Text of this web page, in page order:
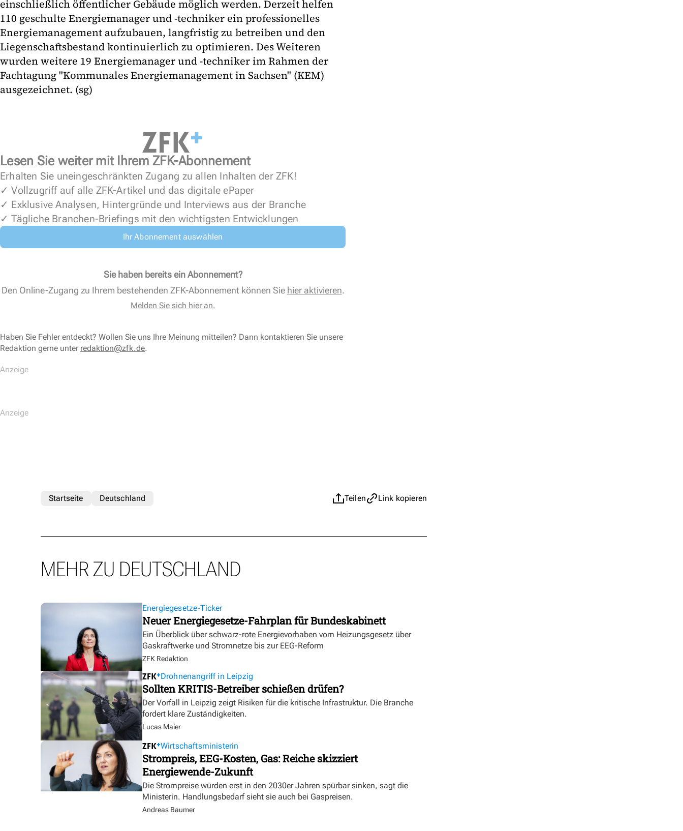
einschließlich öffentlicher Gebäude möglich werden. Derzeit helfen
110 geschulte Energiemanager und -techniker ein professionelles
Energiemanagement aufzubauen, langfristig zu betreiben und den
Liegenschaftsbestand kontinuierlich zu optimieren. Des Weiteren
wurden weitere 19 Energiemanager und -techniker im Rahmen der
Fachtagung "Kommunales Energiemanagement in Sachsen" (KEM)
ausgezeichnet. (sg)
Lesen Sie weiter mit Ihrem ZFK-Abonnement
Erhalten Sie uneingeschränkten Zugang zu allen Inhalten der ZFK!
✓ Vollzugriff auf alle ZFK-Artikel und das digitale ePaper
✓ Exklusive Analysen, Hintergründe und Interviews aus der Branche
✓ Tägliche Branchen-Briefings mit den wichtigsten Entwicklungen
Ihr Abonnement auswählen
Sie haben bereits ein Abonnement?
Den Online-Zugang zu Ihrem bestehenden ZFK-Abonnement können Sie hier aktivieren.
Melden Sie sich hier an.
Haben Sie Fehler entdeckt? Wollen Sie uns Ihre Meinung mitteilen? Dann kontaktieren Sie unsere
Redaktion gerne unter redaktion@zfk.de.
Teilen Link kopieren
Startseite Deutschland
MEHR ZU DEUTSCHLAND
Energiegesetze-Ticker
Neuer Energiegesetze-Fahrplan für Bundeskabinett
Ein Überblick über schwarz-rote Energievorhaben vom Heizungsgesetz über
Gaskraftwerke und Stromnetze bis zur EEG-Reform
ZFK Redaktion
Drohnenangriff in Leipzig
Sollten KRITIS-Betreiber schießen drüfen?
Der Vorfall in Leipzig zeigt Risiken für die kritische Infrastruktur. Die Branche
fordert klare Zuständigkeiten.
Lucas Maier
Wirtschaftsministerin
Strompreis, EEG-Kosten, Gas: Reiche skizziert
Energiewende-Zukunft
Die Strompreise würden erst in den 2030er Jahren spürbar sinken, sagt die
Ministerin. Handlungsbedarf sieht sie auch bei Gaspreisen.
Andreas Baumer